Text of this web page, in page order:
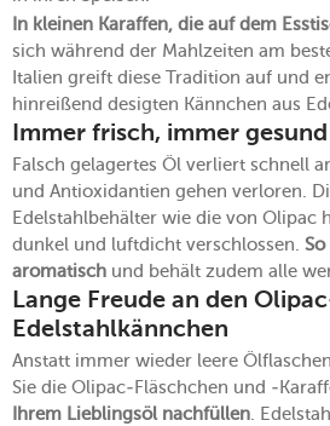
In kleinen Karaffen, die auf dem
sich während der Mahlzeiten am
Italien greift diese Tradition auf und
hinreißend desigten Kännchen aus
Immer frisch, immer
Falsch gelagertes Öl verliert schnell
und Antioxidantien gehen verloren.
Edelstahlbehälter wie die von Olipac
dunkel und luftdicht verschlossen.
aromatisch und behält zudem alle
Lange Freude an den
Edelstahlkännchen
Anstatt immer wieder leere
Sie die Olipac-Fläschchen und -
Ihrem Lieblingsöl nachfüllen .